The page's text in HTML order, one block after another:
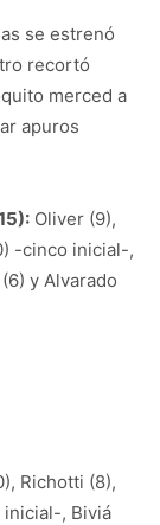
se estrenó
recortó
merced a
apuros
Oliver (9),
-cinco inicial-,
y Alvarado
Richotti (8),
inicial-, Biviá